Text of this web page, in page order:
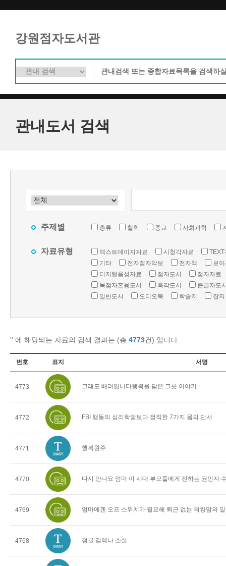
강원점자도서관
관내도서 검색
주제별 총류 철학 종교 사회과학
자료유형 텍스트데이지자료 시청각자료
TEXT
기타
전자점자악보 전자책
보
디지털음성자료
점자도서
점자자료
묵점자혼용도서
촉각도서
큰글자도
일반도서
오디오북 학술지 잡지
'' 에 해당되는 자료의 검색 결과는 (총 4773건) 입니다.
번호 표지 서명
4773 그래도 배려입니다행복을 담은 그릇 이야기
4772 FBI 행동의 심리학말보다 정직한 7가지 몸의 단서
4771 행복원주
4770 다시 만나요 엄마 이 시대 부모들에게 전하는 권민자
4769 엄마에겐 오프 스위치가 필요해 퇴근 없는 워킹맘의
4768 청귤 김혜나 소설